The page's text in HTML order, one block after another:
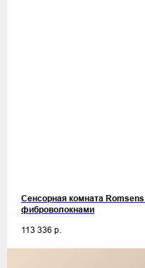
Сенсорная комната
фиброволокнами
113 336 р.